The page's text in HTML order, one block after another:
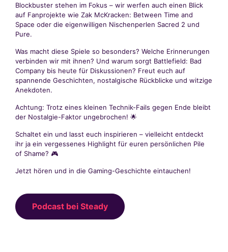
Blockbuster stehen im Fokus – wir werfen auch einen Blick
auf Fanprojekte wie Zak McKracken: Between Time and
Space oder die eigenwilligen Nischenperlen Sacred 2 und
Pure.
Was macht diese Spiele so besonders? Welche Erinnerungen
verbinden wir mit ihnen? Und warum sorgt Battlefield: Bad
Company bis heute für Diskussionen? Freut euch auf
spannende Geschichten, nostalgische Rückblicke und witzige
Anekdoten.
Achtung: Trotz eines kleinen Technik-Fails gegen Ende bleibt
der Nostalgie-Faktor ungebrochen! 🌟
Schaltet ein und lasst euch inspirieren – vielleicht entdeckt
ihr ja ein vergessenes Highlight für euren persönlichen Pile
of Shame? 🎮
Jetzt hören und in die Gaming-Geschichte eintauchen!
Podcast bei Steady